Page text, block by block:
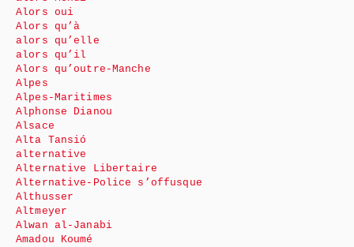
Alors oui
Alors qu’à
alors qu’elle
alors qu’il
Alors qu’outre-Manche
Alpes
Alpes-Maritimes
Alphonse Dianou
Alsace
Alta Tansió
alternative
Alternative Libertaire
Alternative-Police s’offusque
Althusser
Altmeyer
Alwan al-Janabi
Amadou Koumé